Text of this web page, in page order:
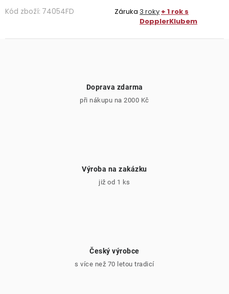
Kód zboží: 74054FD Záruka 3 roky + 1 rok s
DopplerKlubem
Doprava zdarma
při nákupu na 2000 Kč
Výroba na zakázku
již od 1 ks
Český výrobce
s více než 70 letou tradicí